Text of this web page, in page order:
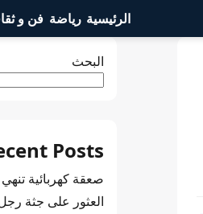
الرئيسية رياضة فن و
البحث
Posts
صعقة كهربائية
العثور على جثة